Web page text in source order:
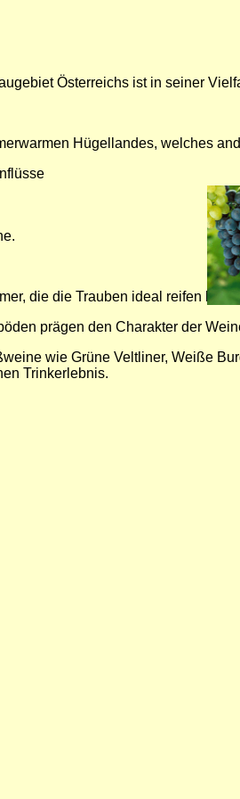
Österreichs ist in seiner
Hügellandes, welches
die die Trauben ideal reifen
prägen den Charakter der
wie Grüne Veltliner, Weiße
Trinkerlebnis.